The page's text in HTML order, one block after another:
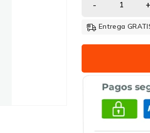
Entrega